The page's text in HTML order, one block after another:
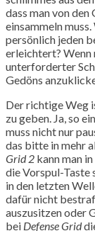
dass man von
einsammeln
persönlich jeden
erleichtert? Wenn
unterforderter
Gedöns
Der richtige Weg
zu geben. Ja, so
muss nicht nur
das bitte in mehr
Grid 2 kann man
die Vorspul-Taste
in den letzten
dafür nicht
auszusitzen oder
bei Defense Grid